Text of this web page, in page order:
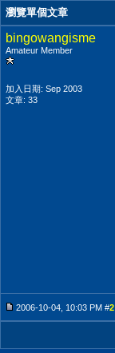
瀏覽單個文章
bingowangisme
Amateur Member
加入日期: Sep 2003
文章: 33
2006-10-04, 10:03 PM #2